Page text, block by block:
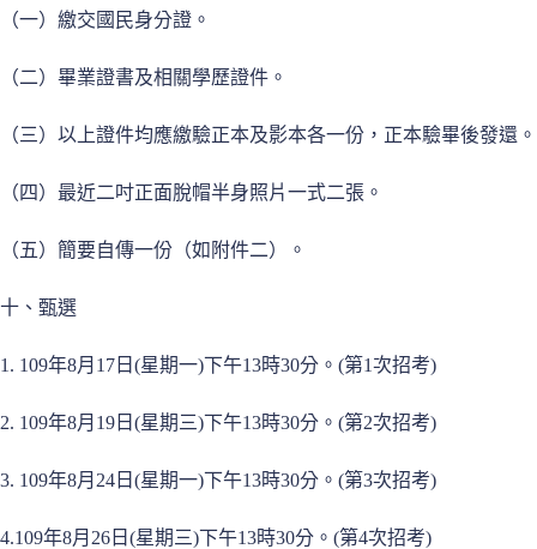
（一）繳交國民身分證。
（二）畢業證書及相關學歷證件。
（三）以上證件均應繳驗正本及影本各一份，正本驗畢後發還。
（四）最近二吋正面脫帽半身照片一式二張。
（五）簡要自傳一份（如附件二）。
十、甄選
1. 109年8月17日(星期一)下午13時30分。(第1次招考)
2. 109年8月19日(星期三)下午13時30分。(第2次招考)
3. 109年8月24日(星期一)下午13時30分。(第3次招考)
4.109年8月26日(星期三)下午13時30分。(第4次招考)